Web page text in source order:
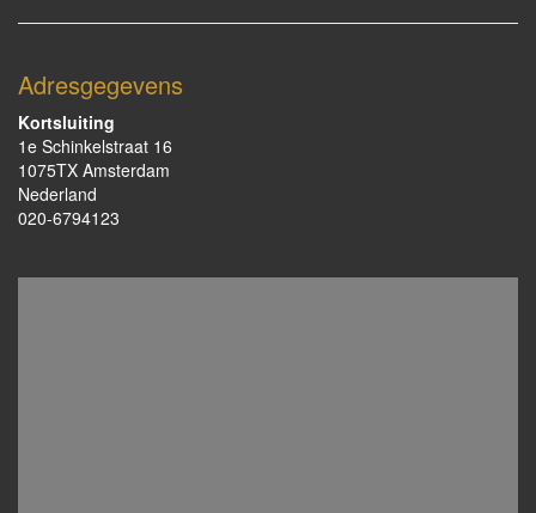
Adresgegevens
Kortsluiting
1e Schinkelstraat 16
1075TX Amsterdam
Nederland
020-6794123